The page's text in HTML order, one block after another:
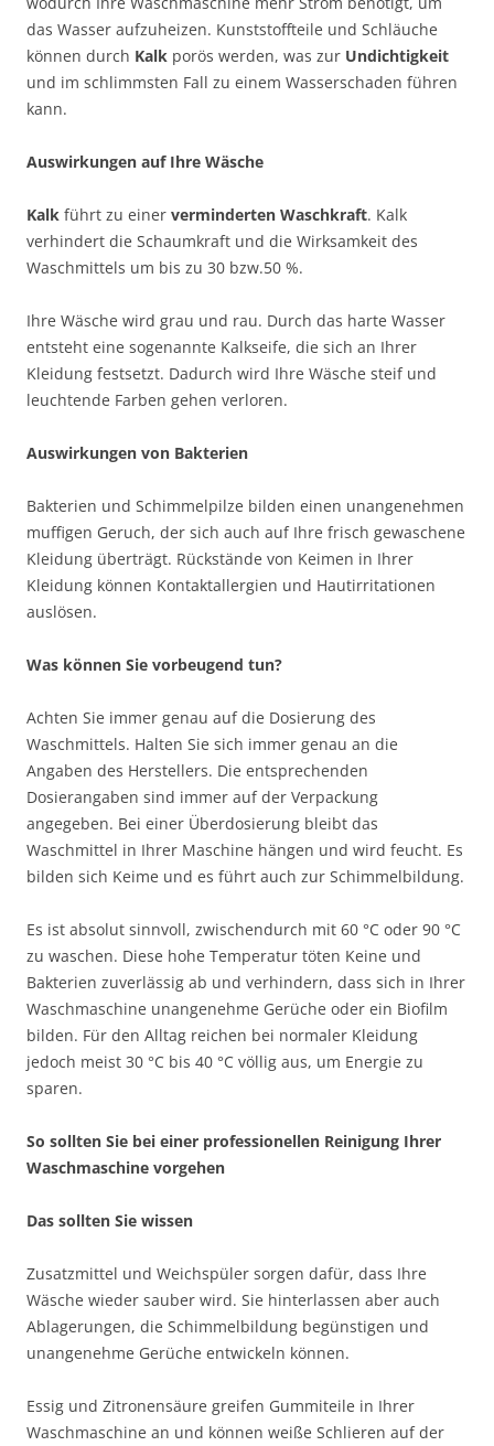
das Wasser aufzuheizen. Kunststoffteile und Schläuche
können durch Kalk porös werden, was zur Undichtigkeit
und im schlimmsten Fall zu einem Wasserschaden führen
kann.
Auswirkungen auf Ihre Wäsche
Kalk führt zu einer verminderten Waschkraft. Kalk
verhindert die Schaumkraft und die Wirksamkeit des
Waschmittels um bis zu 30 bzw.50 %.
Ihre Wäsche wird grau und rau. Durch das harte Wasser
entsteht eine sogenannte Kalkseife, die sich an Ihrer
Kleidung festsetzt. Dadurch wird Ihre Wäsche steif und
leuchtende Farben gehen verloren.
Auswirkungen von Bakterien
Bakterien und Schimmelpilze bilden einen unangenehmen
muffigen Geruch, der sich auch auf Ihre frisch gewaschene
Kleidung überträgt. Rückstände von Keimen in Ihrer
Kleidung können Kontaktallergien und Hautirritationen
auslösen.
Was können Sie vorbeugend tun?
Achten Sie immer genau auf die Dosierung des
Waschmittels. Halten Sie sich immer genau an die
Angaben des Herstellers. Die entsprechenden
Dosierangaben sind immer auf der Verpackung
angegeben. Bei einer Überdosierung bleibt das
Waschmittel in Ihrer Maschine hängen und wird feucht. Es
bilden sich Keime und es führt auch zur Schimmelbildung.
Es ist absolut sinnvoll, zwischendurch mit 60 °C oder 90 °C
zu waschen. Diese hohe Temperatur töten Keine und
Bakterien zuverlässig ab und verhindern, dass sich in Ihrer
Waschmaschine unangenehme Gerüche oder ein Biofilm
bilden. Für den Alltag reichen bei normaler Kleidung
jedoch meist 30 °C bis 40 °C völlig aus, um Energie zu
sparen.
So sollten Sie bei einer professionellen Reinigung Ihrer
Waschmaschine vorgehen
Das sollten Sie wissen
Zusatzmittel und Weichspüler sorgen dafür, dass Ihre
Wäsche wieder sauber wird. Sie hinterlassen aber auch
Ablagerungen, die Schimmelbildung begünstigen und
unangenehme Gerüche entwickeln können.
Essig und Zitronensäure greifen Gummiteile in Ihrer
Waschmaschine an und können weiße Schlieren auf der